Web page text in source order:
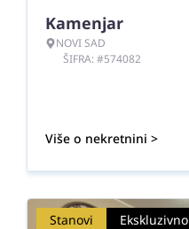
Kamenjar
NOVI SAD
ŠIFRA: #574082
Više o nekretnini >
Stanovi Ekskluzivno